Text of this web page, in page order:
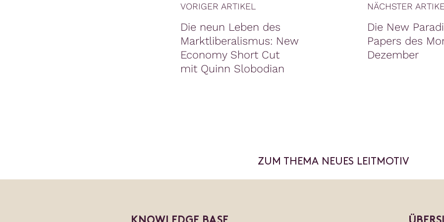
VORIGER ARTIKEL
Die neun Leben des
Marktliberalismus: New
Economy Short Cut
mit Quinn Slobodian
NÄCHSTER
Die New
Papers des
Dezember
ZUM THEMA NEUES LEITMOTIV